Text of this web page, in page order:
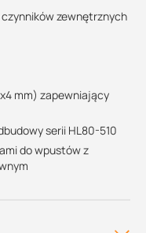
czynników zewnętrznych
mm) zapewniający
serii HL80-510
do wpustów z